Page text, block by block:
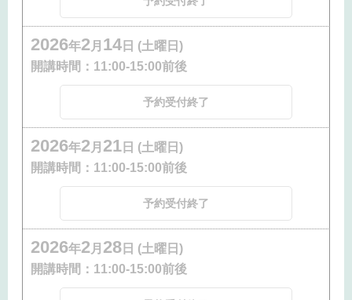
2026年2月 14 日 (土曜日)
開講時間： 11:00-15:00前後
予約受付終了
2026年2月 21 日 (土曜日)
開講時間： 11:00-15:00前後
予約受付終了
2026年2月 28 日 (土曜日)
開講時間： 11:00-15:00前後